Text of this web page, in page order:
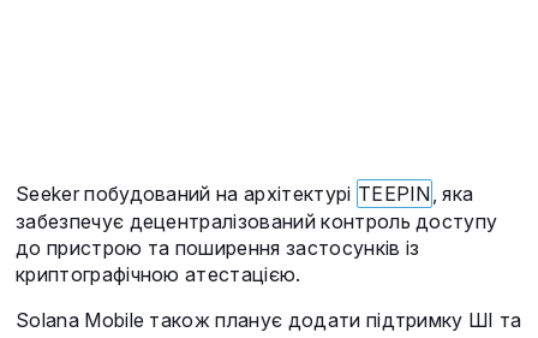
Seeker побудований на архітектурі TEEPIN, яка
забезпечує децентралізований контроль доступу
до пристрою та поширення застосунків із
криптографічною атестацією.
Solana Mobile також планує додати підтримку ШІ та